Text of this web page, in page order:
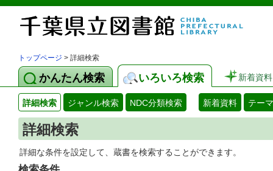
トップページ > 詳細検索
かんたん検索 いろいろ検索 新着資料
詳細検索 ジャンル検索 NDC分類検索 新着資料 テー
詳細検索
詳細な条件を設定して、蔵書を検索することができます。